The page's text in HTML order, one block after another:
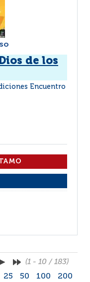
de los
Encuentro
(1 - 10 / 183)
25 50 100 200